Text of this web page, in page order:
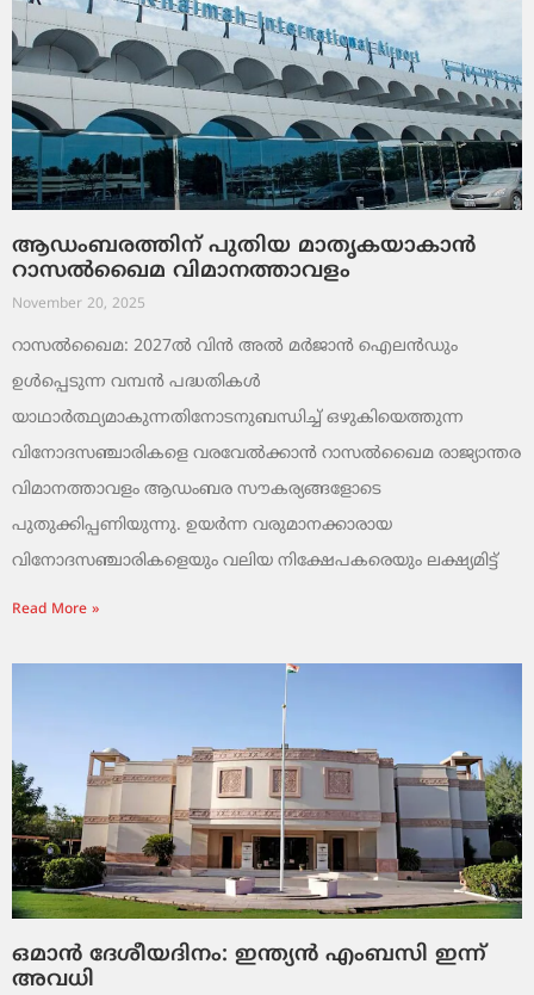
ആഡംബരത്തിന് പുതിയ മാതൃകയാകാൻ
റാസൽഖൈമ വിമാനത്താവളം
November 20, 2025
റാസൽഖൈമ: 2027ൽ വിൻ അൽ മർജാൻ ഐലൻഡും
ഉൾപ്പെടുന്ന വമ്പൻ പദ്ധതികൾ
യാഥാർത്ഥ്യമാകുന്നതിനോടനുബന്ധിച്ച് ഒഴുകിയെത്തുന്ന
വിനോദസഞ്ചാരികളെ വരവേൽക്കാൻ റാസൽഖൈമ രാജ്യാന്തര
വിമാനത്താവളം ആഡംബര സൗകര്യങ്ങളോടെ
പുതുക്കിപ്പണിയുന്നു. ഉയർന്ന വരുമാനക്കാരായ
വിനോദസഞ്ചാരികളെയും വലിയ നിക്ഷേപകരെയും ലക്ഷ്യമിട്ട്
Read More »
ഒമാൻ ദേശീയദിനം: ഇന്ത്യൻ എംബസി ഇന്ന്
അവധി